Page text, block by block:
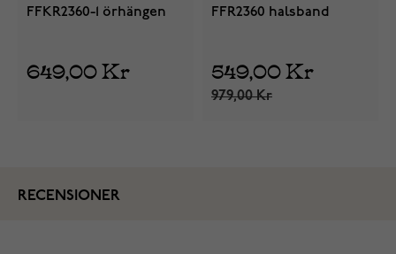
FFKR2360-1 örhängen
649,00 Kr
FFR2360 halsband
549,00 Kr
979,00 Kr
RECENSIONER